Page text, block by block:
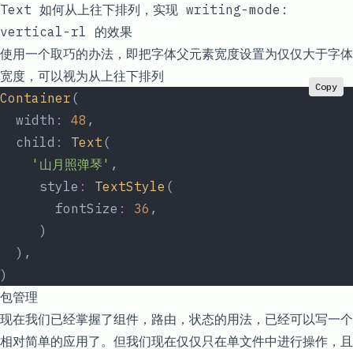
Text 如何从上往下排列，实现 writing-mode:
vertical-rl 的效果
使用一个取巧的办法，即把字体父元素宽度设置为仅仅大于字体
宽度，可以视为从上往下排列
Container (
  width
: 48 ,
  child
: Text (
    '山月照弹琴'
,
     style
: TextStyle (
       fontSize
: 36 ,
     )
  ),
)
Copy
包管理
现在我们已经掌握了组件，路由，状态的用法，已经可以写一个
相对简单的应用了。但我们现在仅仅只在单文件中进行操作，且